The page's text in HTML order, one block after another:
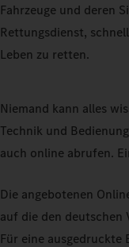
Fahrzeuge und deren
Rettungsdienst,
Leben zu retten.
Niemand kann alles
Technik und
auch online abrufen.
Die angebotenen
auf die den deutschen
Für eine